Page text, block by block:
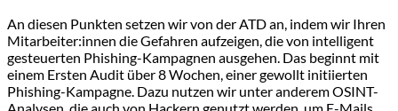
An diesen Punkten setzen wir von der ATD an, indem wir Ihren
Mitarbeiter:innen die Gefahren aufzeigen, die von intelligent
gesteuerten Phishing-Kampagnen ausgehen. Das beginnt mit
einem Ersten Audit über 8 Wochen, einer gewollt initiierten
Phishing-Kampagne. Dazu nutzen wir unter anderem OSINT-